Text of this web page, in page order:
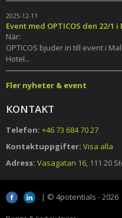
2025-12-11
Event med OPTICOS den 22/1
När:
OPTICOS bjuder in till event i
Hotel...
Fler nyheter & event
KONTAKT
Telefon: +46 73 684 70 27
Kontaktuppgifter: Visa alla
Adress: Vasagatan 16, 111 20
| © 4potentials - 2026